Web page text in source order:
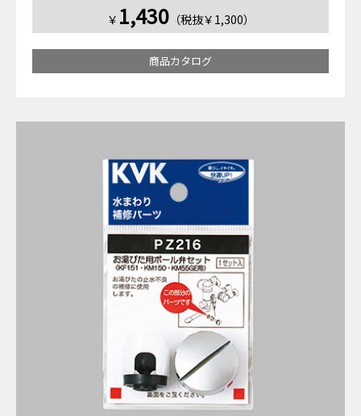
￥ 1,430（税抜￥1,300）
商品カタログ